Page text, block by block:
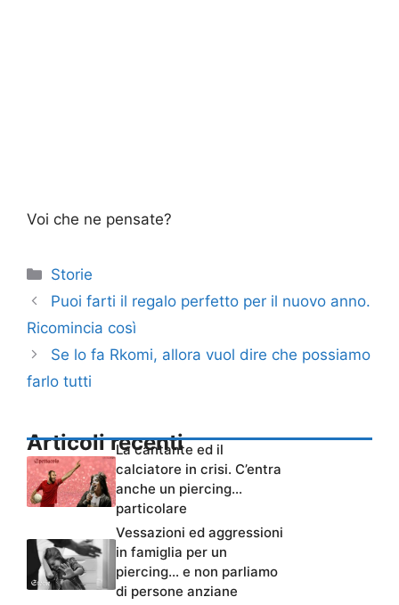
Voi che ne pensate?
Categorie
Storie
Puoi farti il regalo perfetto per il nuovo anno.
Ricomincia così
Se lo fa Rkomi, allora vuol dire che possiamo
farlo tutti
Articoli recenti
La cantante ed il
calciatore in crisi. C’entra
anche un piercing…
particolare
Vessazioni ed aggressioni
in famiglia per un
piercing… e non parliamo
di persone anziane